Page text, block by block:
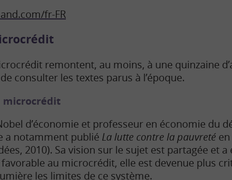
fr-FR
remontent, au moins, à une quinzaine
consulter les textes parus à l’époque.
microcrédit
d’économie et professeur en économie du
a notamment publié La lutte contre la pauvreté
2010). Sa vision sur le sujet est partagée et a
au microcrédit, elle est devenue plus
les limites de ce système.